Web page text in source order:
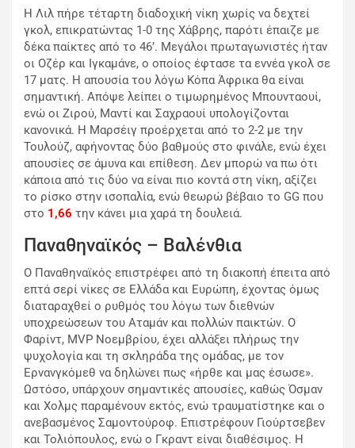
Η Λιλ πήρε τέταρτη διαδοχική νίκη χωρίς να δεχτεί
γκολ, επικρατώντας 1-0 της Χάβρης, παρότι έπαιζε με
δέκα παίκτες από το 46’. Μεγάλοι πρωταγωνιστές ήταν
οι Οζέρ και Ιγκαμάνε, ο οποίος έφτασε τα εννέα γκολ σε
17 ματς. Η απουσία του λόγω Κόπα Άφρικα θα είναι
σημαντική. Απόψε λείπει ο τιμωρημένος Μπουνταουί,
ενώ οι Ζιρού, Μαντί και Σαχραουί υπολογίζονται
κανονικά. Η Μαρσέιγ προέρχεται από το 2-2 με την
Τουλούζ, αφήνοντας δύο βαθμούς στο φινάλε, ενώ έχει
απουσίες σε άμυνα και επίθεση. Δεν μπορώ να πω ότι
κάποια από τις δύο να είναι πιο κοντά στη νίκη, αξίζει
το ρίσκο στην ισοπαλία, ενώ θεωρώ βέβαιο το GG που
στο 1,66 την κάνει μια χαρά τη δουλειά.
Παναθηναϊκός – Βαλένθια
Ο Παναθηναϊκός επιστρέφει από τη διακοπή έπειτα από
επτά σερί νίκες σε Ελλάδα και Ευρώπη, έχοντας όμως
διαταραχθεί ο ρυθμός του λόγω των διεθνών
υποχρεώσεων του Αταμάν και πολλών παικτών. Ο
Φαρίντ, MVP Νοεμβρίου, έχει αλλάξει πλήρως την
ψυχολογία και τη σκληράδα της ομάδας, με τον
Ερνανγκόμεθ να δηλώνει πως «ήρθε και μας έσωσε».
Ωστόσο, υπάρχουν σημαντικές απουσίες, καθώς Όσμαν
και Χολμς παραμένουν εκτός, ενώ τραυματίστηκε και ο
ανεβασμένος Σαμοντούροφ. Επιστρέφουν Γιούρτσεβεν
και Τολιόπουλος, ενώ ο Γκραντ είναι διαθέσιμος. Η